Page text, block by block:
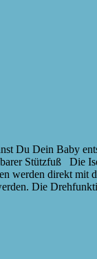
Du Dein Baby
Stützfuß Die
werden direkt mit
Die